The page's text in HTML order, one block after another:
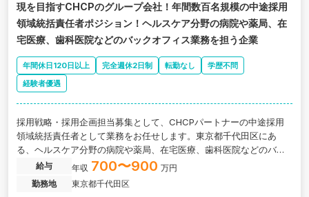
現を目指すCHCPのグループ会社！年間数百名規模の中途採用
領域統括責任者ポジション！ヘルスケア分野の病院や薬局、在
宅医療、歯科医院などのバックオフィス業務を担う企業
年間休日120日以上 完全週休2日制 転勤なし
学歴不問
経験者優遇
採用戦略・採用企画担当募集として、CHCPパートナーの中途採用
領域統括責任者として業務をお任せします。東京都千代田区にあ
る、ヘルスケア分野の病院や薬局、在宅医療、歯科医院などのバッ
クオフィス業務を担う企業の求人です。
給与 年収 700〜900 万円
勤務地
東京都千代田区